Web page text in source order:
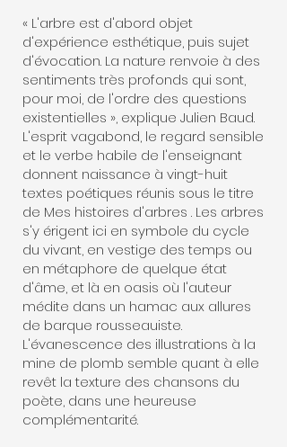
« L'arbre est d'abord objet
d'expérience esthétique, puis sujet
d'évocation. La nature renvoie à des
sentiments très profonds qui sont,
pour moi, de l'ordre des questions
existentielles », explique Julien Baud.
L'esprit vagabond, le regard sensible
et le verbe habile de l'enseignant
donnent naissance à vingt-huit
textes poétiques réunis sous le titre
de Mes histoires d'arbres . Les arbres
s'y érigent ici en symbole du cycle
du vivant, en vestige des temps ou
en métaphore de quelque état
d'âme, et là en oasis où l'auteur
médite dans un hamac aux allures
de barque rousseauiste.
L'évanescence des illustrations à la
mine de plomb semble quant à elle
revêt la texture des chansons du
poète, dans une heureuse
complémentarité.